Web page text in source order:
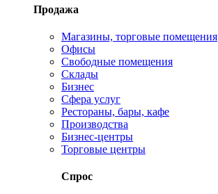
Продажа
Магазины, торговые помещения
Офисы
Свободные помещения
Склады
Бизнес
Сфера услуг
Рестораны, бары, кафе
Производства
Бизнес-центры
Торговые центры
Спрос